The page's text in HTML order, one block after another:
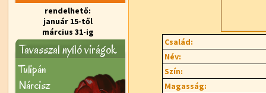
rendelhető:
január 15-től
március 31-ig
Tavasszal nyíló virágok
Tulipán
Nárcisz
Család:
Név:
Szín:
Magasság: